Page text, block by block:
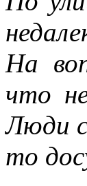
На
что
Люди
то